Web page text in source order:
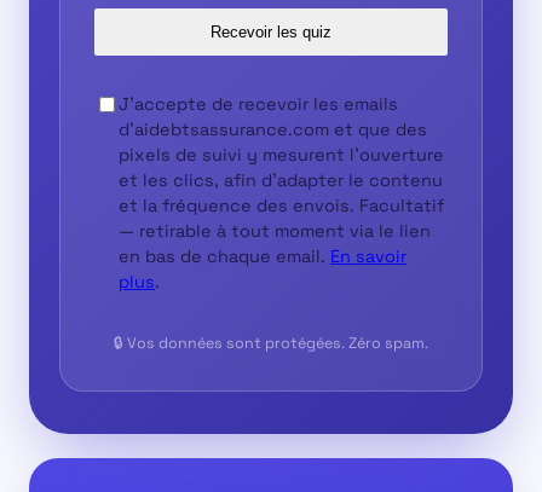
Recevoir les quiz
J'accepte de recevoir les emails
d'aidebtsassurance.com et que des
pixels de suivi y mesurent l'ouverture
et les clics, afin d'adapter le contenu
et la fréquence des envois. Facultatif
— retirable à tout moment via le lien
en bas de chaque email. En savoir
plus.
🔒 Vos données sont protégées. Zéro spam.